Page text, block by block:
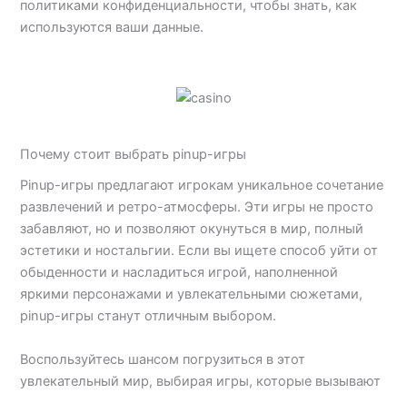
политиками конфиденциальности, чтобы знать, как
используются ваши данные.
Почему стоит выбрать pinup-игры
Pinup-игры предлагают игрокам уникальное сочетание
развлечений и ретро-атмосферы. Эти игры не просто
забавляют, но и позволяют окунуться в мир, полный
эстетики и ностальгии. Если вы ищете способ уйти от
обыденности и насладиться игрой, наполненной
яркими персонажами и увлекательными сюжетами,
pinup-игры станут отличным выбором.
Воспользуйтесь шансом погрузиться в этот
увлекательный мир, выбирая игры, которые вызывают